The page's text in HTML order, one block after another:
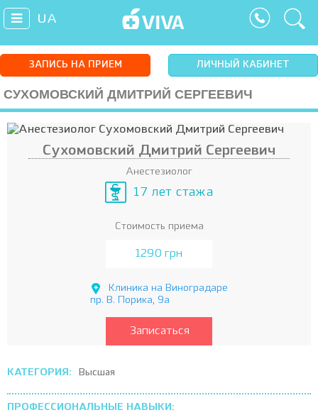
UA
ЗАПИСЬ НА ПРИЕМ ЛИЧНЫЙ КАБИНЕТ
СУХОМОВСКИЙ ДМИТРИЙ СЕРГЕЕВИЧ
Сухомовский Дмитрий Сергеевич
Анестезиолог
17 лет стажа
Стоимость приема
1290 грн
Клиника на Виноградаре
пр. В. Порика, 9а
Записаться
КАТЕГОРИЯ: Высшая
ПРОФЕССИОНАЛЬНЫЕ НАВЫКИ: